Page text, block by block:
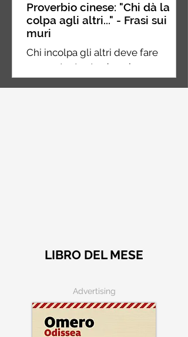
Proverbio cinese: "Chi dà la
colpa agli altri..." - Frasi sui
muri
Chi incolpa gli altri deve fare
ancora tanta strada nel suo
LIBRO DEL MESE
Advertising